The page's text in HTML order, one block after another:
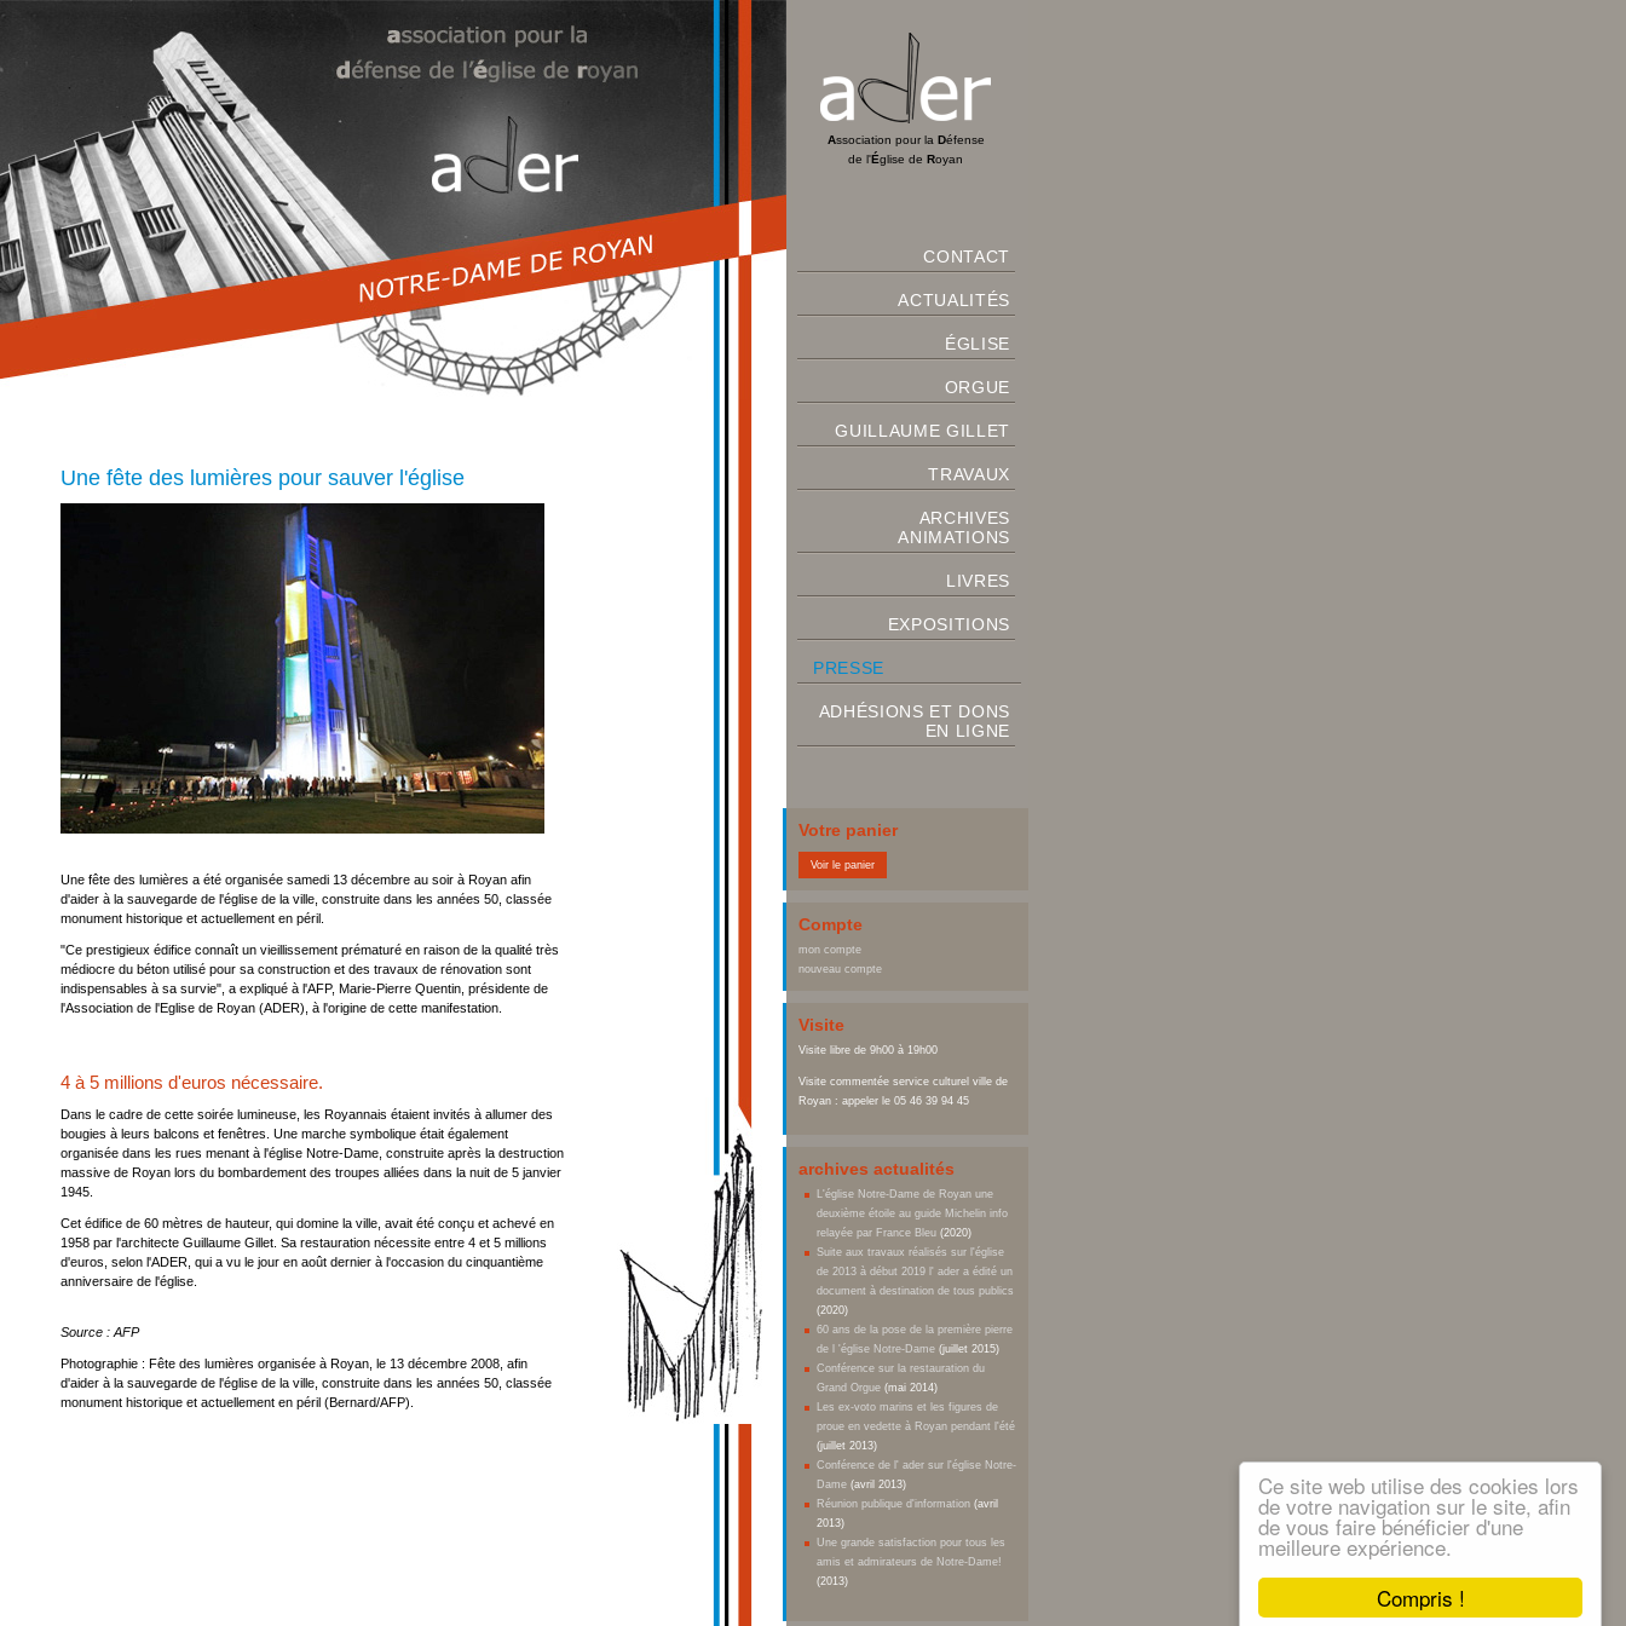
Compris !
Ce site web utilise des cookies lors
de votre navigation sur le site, afin
de vous faire bénéficier d'une
meilleure expérience.
Une fête des lumières pour sauver l'église
Une fête des lumières a été organisée samedi 13 décembre au soir à Royan afin
d'aider à la sauvegarde de l'église de la ville, construite dans les années 50, classée
monument historique et actuellement en péril.
"Ce prestigieux édifice connaît un vieillissement prématuré en raison de la qualité très
médiocre du béton utilisé pour sa construction et des travaux de rénovation sont
indispensables à sa survie", a expliqué à l'AFP, Marie-Pierre Quentin, présidente de
l'Association de l'Eglise de Royan (ADER), à l'origine de cette manifestation.
4 à 5 millions d'euros nécessaire.
Dans le cadre de cette soirée lumineuse, les Royannais étaient invités à allumer des
bougies à leurs balcons et fenêtres. Une marche symbolique était également
organisée dans les rues menant à l'église Notre-Dame, construite après la destruction
massive de Royan lors du bombardement des troupes alliées dans la nuit de 5 janvier
1945.
Cet édifice de 60 mètres de hauteur, qui domine la ville, avait été conçu et achevé en
1958 par l'architecte Guillaume Gillet. Sa restauration nécessite entre 4 et 5 millions
d'euros, selon l'ADER, qui a vu le jour en août dernier à l'occasion du cinquantième
anniversaire de l'église.
Source : AFP
Photographie : Fête des lumières organisée à Royan, le 13 décembre 2008, afin
d'aider à la sauvegarde de l'église de la ville, construite dans les années 50, classée
monument historique et actuellement en péril (Bernard/AFP).
Association pour la Défense
de l'Église de Royan
CONTACT
ACTUALITÉS
ÉGLISE
ORGUE
GUILLAUME GILLET
TRAVAUX
ARCHIVES
ANIMATIONS
LIVRES
EXPOSITIONS
PRESSE
ADHÉSIONS ET DONS
EN LIGNE
Votre panier
Voir le panier
Compte
mon compte
nouveau compte
Visite
Visite libre de 9h00 à 19h00
Visite commentée service culturel ville de
Royan : appeler le 05 46 39 94 45
archives actualités
L'église Notre-Dame de Royan une
deuxième étoile au guide Michelin info
relayée par France Bleu (2020)
Suite aux travaux réalisés sur l'église
de 2013 à début 2019 l' ader a édité un
document à destination de tous publics
(2020)
60 ans de la pose de la première pierre
de l 'église Notre-Dame (juillet 2015)
Conférence sur la restauration du
Grand Orgue (mai 2014)
Les ex-voto marins et les figures de
proue en vedette à Royan pendant l'été
(juillet 2013)
Conférence de l' ader sur l'église Notre-
Dame (avril 2013)
Réunion publique d'information (avril
2013)
Une grande satisfaction pour tous les
amis et admirateurs de Notre-Dame!
(2013)